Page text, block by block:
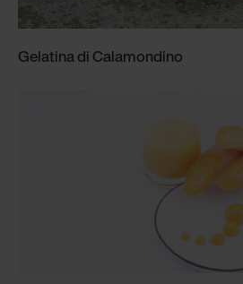
Gelatina di Calamondino